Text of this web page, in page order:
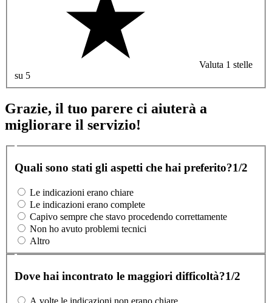
Valuta 1 stelle
su 5
Grazie, il tuo parere ci aiuterà a
migliorare il servizio!
Quali sono stati gli aspetti che hai preferito?1/2
Le indicazioni erano chiare
Le indicazioni erano complete
Capivo sempre che stavo procedendo correttamente
Non ho avuto problemi tecnici
Altro
Dove hai incontrato le maggiori difficoltà?1/2